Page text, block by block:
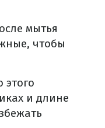
мытья
чтобы
этого
и длине